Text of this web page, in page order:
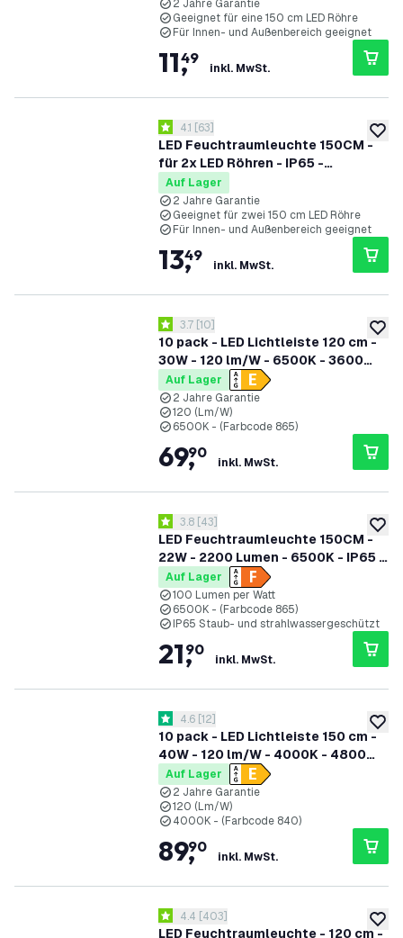
2 Jahre Garantie
Geeignet für eine 150 cm LED Röhre
Für Innen- und Außenbereich geeignet
11,
49
inkl. MwSt.
zur
LED Feuchtraumleuchte 150CM -
für 2x LED Röhren - IP65 -
Edelstahlklammern
Bewertungsbereich öffnen
4.1 Bewertungssterne
4.1 [63]
Auf Lager
2 Jahre Garantie
Geeignet für zwei 150 cm LED Röhre
Für Innen- und Außenbereich geeignet
13,
49
inkl. MwSt.
zur
10 pack - LED Lichtleiste 120 cm -
30W - 120 lm/W - 6500K - 3600
Lumen
Bewertungsbereich öffnen
3.7 Bewertungssterne
3.7 [10]
Auf Lager
2 Jahre Garantie
120 (Lm/W)
6500K - (Farbcode 865)
69,
90
inkl. MwSt.
zur
LED Feuchtraumleuchte 150CM -
22W - 2200 Lumen - 6500K - IP65 -
Inkl. 2x LED Röhre
Bewertungsbereich öffnen
3.8 Bewertungssterne
3.8 [43]
Auf Lager
100 Lumen per Watt
6500K - (Farbcode 865)
IP65 Staub- und strahlwassergeschützt
21,
90
inkl. MwSt.
zur
10 pack - LED Lichtleiste 150 cm -
40W - 120 lm/W - 4000K - 4800
Lumen
Bewertungsbereich öffnen
4.6 Bewertungssterne
4.6 [12]
Auf Lager
2 Jahre Garantie
120 (Lm/W)
4000K - (Farbcode 840)
89,
90
inkl. MwSt.
zur
LED Feuchtraumleuchte - 120 cm -
Bewertungsbereich öffnen
4.4 Bewertungssterne
4.4 [403]